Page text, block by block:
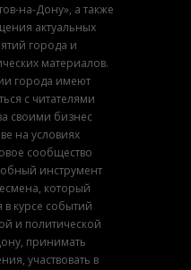
на-Дону», а также
актуальных
города и
материалов.
города имеют
с читателями
своими бизнес
на условиях
сообщество
инструмент
который
в курсе событий
и политической
принимать
участвовать в